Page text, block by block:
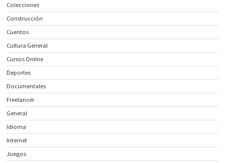
Colecciones
Construcción
Cuentos
Cultura General
Cursos Online
Deportes
Documentales
Freelancer
General
Idioma
Internet
Juegos